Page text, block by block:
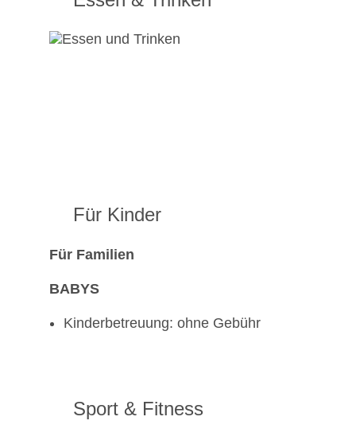
Für Kinder
Für Familien
BABYS
Kinderbetreuung: ohne Gebühr
Sport & Fitness